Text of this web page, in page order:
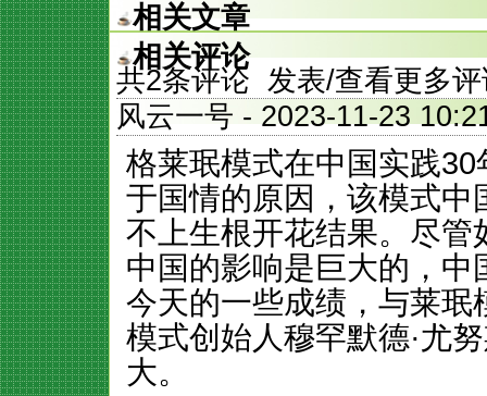
相关文章
相关评论
共2条评论 发表/查看更多评
风云一号 - 2023-11-23
格莱珉模式在中国实践
于国情的原因，该模式
不上生根开花结果。尽
中国的影响是巨大的，
今天的一些成绩，与莱
模式创始人穆罕默德·尤
大。